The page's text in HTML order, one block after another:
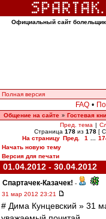
Официальный сайт
Полная версия
FAQ •
Общение на сайте » Гостевая
Пред. тема |
Страница 178 из 178 [
На страницу Пред. 1
Начать новую тему
Версия для печати
01.04.2012 - 30.04.2012
Спартачек-Казачек! -
31 мар 2012 23:21
# Дима Кунцевский » 31